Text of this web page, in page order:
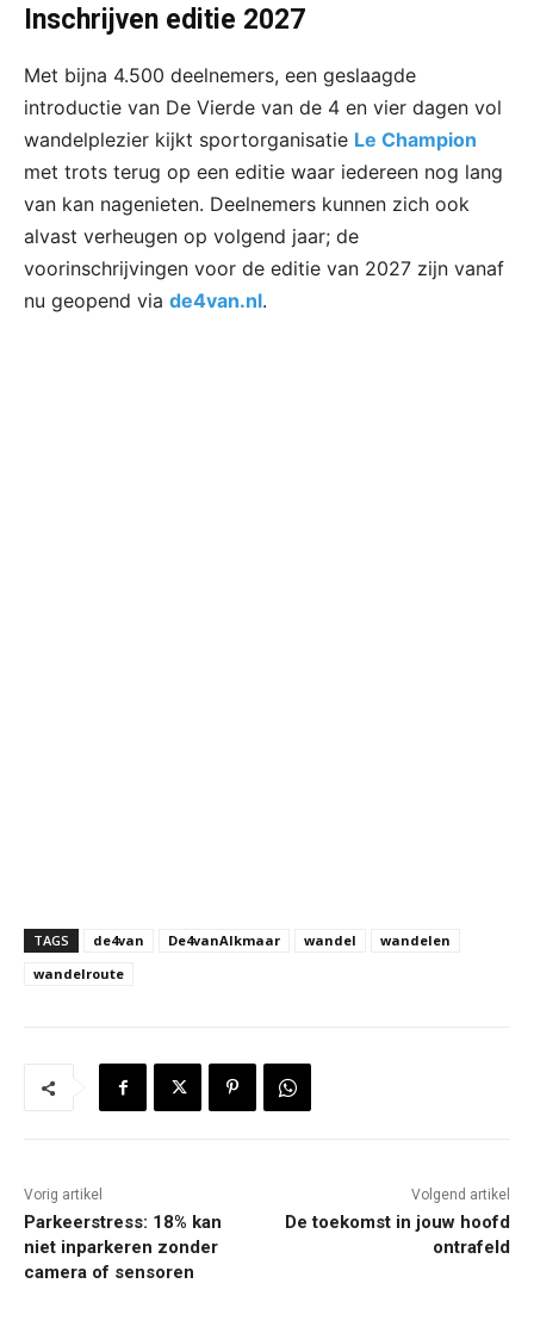
Inschrijven editie 2027
Met bijna 4.500 deelnemers, een geslaagde
introductie van De Vierde van de 4 en vier dagen vol
wandelplezier kijkt sportorganisatie Le Champion
met trots terug op een editie waar iedereen nog lang
van kan nagenieten. Deelnemers kunnen zich ook
alvast verheugen op volgend jaar; de
voorinschrijvingen voor de editie van 2027 zijn vanaf
nu geopend via de4van.nl.
TAGS de4van De4vanAlkmaar wandel
wandelen
wandelroute
Vorig artikel
Parkeerstress: 18% kan
niet inparkeren zonder
camera of sensoren
Volgend artikel
De toekomst in jouw hoofd
ontrafeld